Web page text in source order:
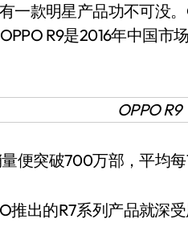
款明星产品功不可没。
R9是2016年中国市
突破700万部，平均每
出的R7系列产品就深受